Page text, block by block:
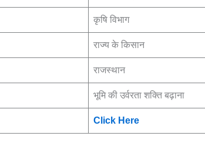
कृषि विभाग
राज्य के किसान
राजस्थान
भूमि की उर्वरता शक्ति बढ़ाना
Click Here